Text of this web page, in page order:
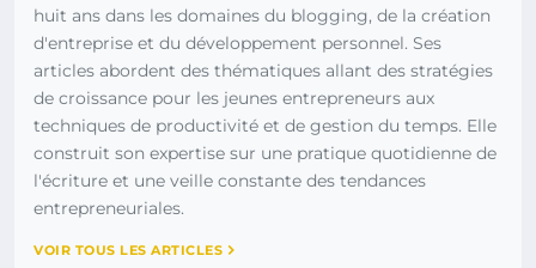
huit ans dans les domaines du blogging, de la création
d'entreprise et du développement personnel. Ses
articles abordent des thématiques allant des stratégies
de croissance pour les jeunes entrepreneurs aux
techniques de productivité et de gestion du temps. Elle
construit son expertise sur une pratique quotidienne de
l'écriture et une veille constante des tendances
entrepreneuriales.
VOIR TOUS LES ARTICLES